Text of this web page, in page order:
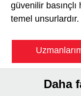
güvenilir
temel unsurlardır.
Daha